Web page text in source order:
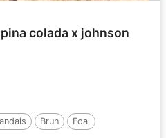
colada x johnson
Brun
Foal